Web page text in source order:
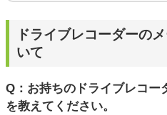
ドライブレコーダーの
いて
Q：お持ちのドライブレコー
を教えてください。